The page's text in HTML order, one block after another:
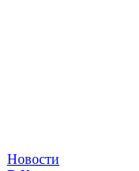
Новости